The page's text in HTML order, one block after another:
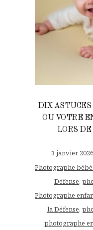
DIX ASTUCES
OU VOTRE
LORS DE
3 janvier 2026
Photographe
Défense,
Photographe
la Défense,
photographe